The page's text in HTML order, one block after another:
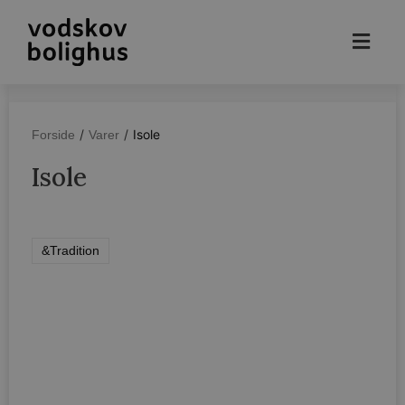
Forside / Varer / Isole
Isole
&Tradition